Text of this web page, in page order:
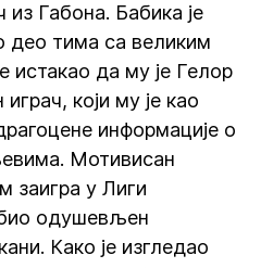
Габона. Бабика је
део тима са великим
истакао да му је Гелор
који му је као
информације о
Мотивисан
у Лиги
одушевљен
Како је изгледао